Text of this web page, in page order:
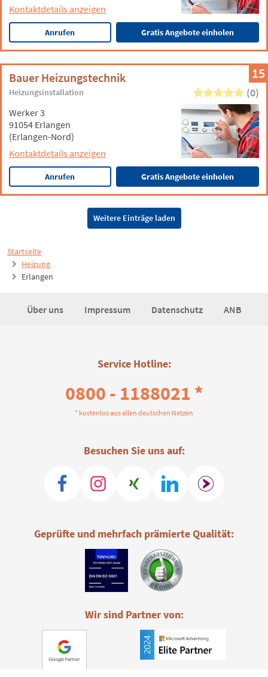
Startseite
Heizung
Erlangen
Kontaktdetails anzeigen
Anrufen Gratis Angebote einholen
15
Bauer Heizungstechnik
Heizungsinstallation (0)
Werker 3
91054 Erlangen
(Erlangen-Nord)
Kontaktdetails anzeigen
Anrufen Gratis Angebote einholen
Weitere Einträge laden
Über uns Impressum Datenschutz ANB
Service Hotline:
0800 - 1188021 *
* kostenlos aus allen deutschen Netzen
Besuchen Sie uns auf:
Geprüfte und mehrfach prämierte Qualität:
Wir sind Partner von: